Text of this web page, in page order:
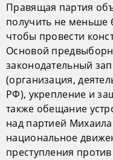
Правящая партия
получить не меньше
чтобы провести
Основой
законодательный
(организация,
РФ), укрепление и
также обещание
над партией
национальное
преступления